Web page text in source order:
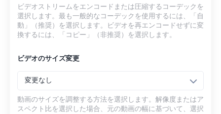
ビデオストリームをエンコードまたは圧縮するコーデックを
選択します。最も一般的なコーデックを使用するには、「自
動」（推奨）を選択します。ビデオを再エンコードせずに変
換するには、「コピー」（非推奨）を選択します。
ビデオのサイズ変更
変更なし
動画のサイズを調整する方法を選択します。解像度またはア
スペクト比を選択した場合、元の動画の幅に基づいて、選択